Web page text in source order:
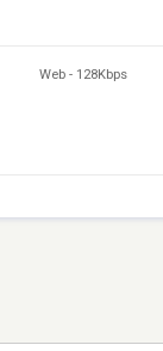
Web - 128Kbps